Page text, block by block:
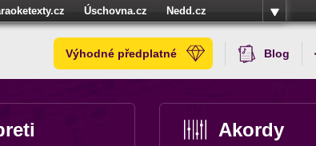
Úschovna.cz
Nedd.cz
Výhodné předplatné Blog
Akordy